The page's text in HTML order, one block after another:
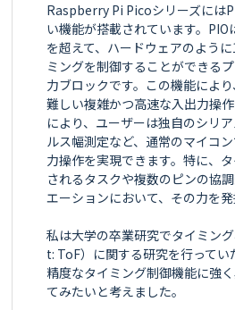
Raspberry Pi Picoシリーズには
い機能が搭載されています。PIO
を超えて、ハードウェアのよう
ミングを制御することができる
力ブロックです。この機能によ
難しい複雑かつ高速な入出力操
により、ユーザーは独自のシリ
ルス幅測定など、通常のマイコ
力操作を実現できます。特に、
されるタスクや複数のピンの協
エーションにおいて、その力を発
私は大学の卒業研究でタイミン
t: ToF）に関する研究を行ってい
精度なタイミング制御機能に強
てみたいと考えました。